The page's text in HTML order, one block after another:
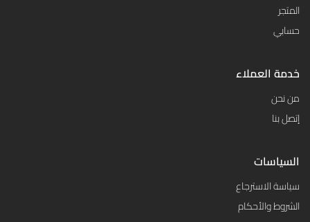
المتجر
حسابي
خدمة العملاء
من نحن
إتصل بنا
السياسات
سياسة الاسترجاع
الشروط والأحكام